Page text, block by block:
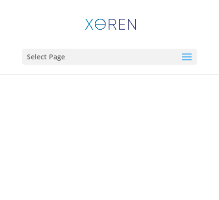
Select Page